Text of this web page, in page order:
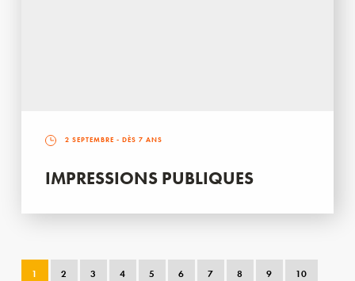
2 SEPTEMBRE - DÈS 7 ANS
IMPRESSIONS PUBLIQUES
1 2 3 4 5 6 7 8 9 10